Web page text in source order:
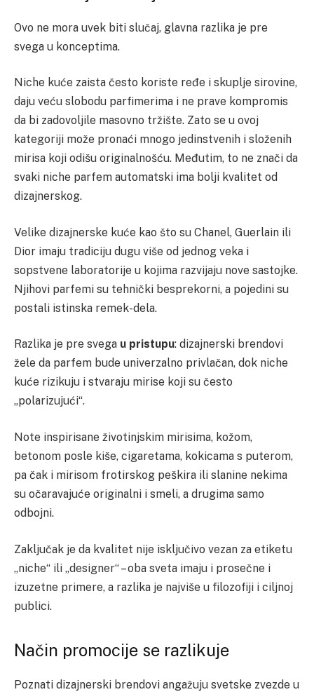
Ovo ne mora uvek biti slučaj, glavna razlika je pre
svega u konceptima.
Niche kuće zaista često koriste ređe i skuplje sirovine,
daju veću slobodu parfimerima i ne prave kompromis
da bi zadovoljile masovno tržište. Zato se u ovoj
kategoriji može pronaći mnogo jedinstvenih i složenih
mirisa koji odišu originalnošću. Međutim, to ne znači da
svaki niche parfem automatski ima bolji kvalitet od
dizajnerskog.
Velike dizajnerske kuće kao što su Chanel, Guerlain ili
Dior imaju tradiciju dugu više od jednog veka i
sopstvene laboratorije u kojima razvijaju nove sastojke.
Njihovi parfemi su tehnički besprekorni, a pojedini su
postali istinska remek-dela.
Razlika je pre svega u pristupu: dizajnerski brendovi
žele da parfem bude univerzalno privlačan, dok niche
kuće rizikuju i stvaraju mirise koji su često
„polarizujući“.
Note inspirisane životinjskim mirisima, kožom,
betonom posle kiše, cigaretama, kokicama s puterom,
pa čak i mirisom frotirskog peškira ili slanine nekima
su očaravajuće originalni i smeli, a drugima samo
odbojni.
Zaključak je da kvalitet nije isključivo vezan za etiketu
„niche“ ili „designer“ – oba sveta imaju i prosečne i
izuzetne primere, a razlika je najviše u filozofiji i ciljnoj
publici.
Način promocije se razlikuje
Poznati dizajnerski brendovi angažuju svetske zvezde u